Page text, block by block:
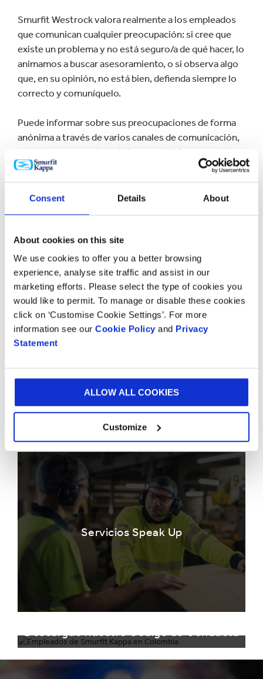
Consent Details About
About cookies on this site
We use cookies to offer you a better browsing
experience, analyse site traffic and assist in our
marketing efforts. Please select the type of cookies you
would like to permit. To manage or disable these cookies
click on ‘Customise Cookie Settings’. For more
information see our Cookie Policy and Privacy
Statement
ALLOW ALL COOKIES
Customize
Smurfit Westrock valora realmente a los empleados
que comunican cualquier preocupación: si cree que
existe un problema y no está seguro/a de qué hacer, lo
animamos a buscar asesoramiento, o si observa algo
que, en su opinión, no está bien, defienda siempre lo
correcto y comuníquelo.
Puede informar sobre sus preocupaciones de forma
anónima a través de varios canales de comunicación,
como por correo electrónico, por teléfono o por el
canal online. Todos los informes de buena fe y las
preocupaciones de los empleados se gestionan por
parte de un tercero independiente.
Conducta, comunica a los demás que, en calidad de
Grupo que opera a escala internacional, lo hacemos de
forma ética, honesta y con integridad.
Gracias por hacer su parte en la defensa de nuestros
valores de lealtad, integridad y respeto.
Tony Smurfit
Grupo Smurfit Westrock
Servicios Speak Up
Descargue nuestro Código de Conducta